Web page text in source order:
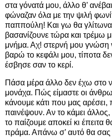
στα γόνατά μου, άλλο θ’
φώναζαν όλα με την ψιλή
παππούλη! Και γω θα
βασανίζουνε τώρα και τρέμω
μνήμα. Αχ! στερνή μου γνώση
βαρώ το κεφάλι μου, τίποτα
έσβησε σαν το κερί.
Πάσα μέρα άλλο δεν έχω στο
μονάχα. Πώς είμαστε οι
κάνουμε κάτι που μας
παινέψουν. Αν το κάμει
το παίζουμε αποκεί κι έπειτα
πράμα. Απάνω σ’ αυτό θα